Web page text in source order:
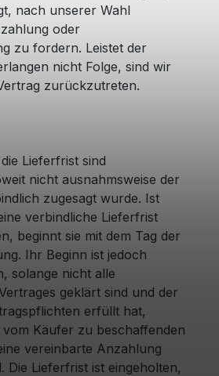
nach unserer Wahl
oder
zu fordern. Leistet der
nicht Folge, sind wir
zurückzutreten.
Lieferfrist sind
nicht ausnahmsweise der
zugesagt wurde. Ist
verbindliche Lieferfrist
beginnt sie mit dem Tag der
Ihr Beginn ist jedoch
solange nicht alle
geklärt sind und der
erfüllt hat,
vom Käufer zu beschaffenden
vereinbarte Anzahlung
Die Lieferfrist ist eingeholten,